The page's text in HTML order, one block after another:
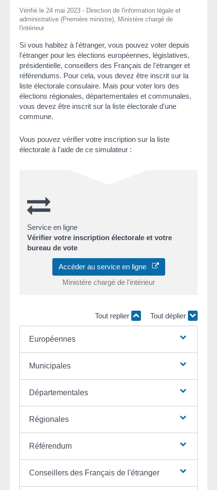
Vérifié le 24 mai 2023 - Direction de l'information légale et
administrative (Première ministre), Ministère chargé de
l'intérieur
Si vous habitez à l'étranger, vous pouvez voter depuis
l'étranger pour les élections européennes, législatives,
présidentielle, conseillers des Français de l'étranger et
référendums. Pour cela, vous devez être inscrit sur la
liste électorale consulaire. Mais pour voter lors des
élections régionales, départementales et communales,
vous devez être inscrit sur la liste électorale d'une
commune.
Vous pouvez vérifier votre inscription sur la liste
électorale à l'aide de ce simulateur :
Service en ligne
Vérifier votre inscription électorale et votre
bureau de vote
Accéder au service en ligne
Ministère chargé de l'intérieur
Tout replier Tout déplier
Européennes
Municipales
Départementales
Régionales
Référendum
Conseillers des Français de l'étranger